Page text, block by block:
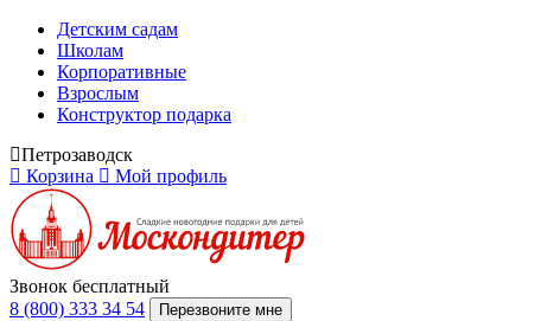
Детским садам
Школам
Корпоративные
Взрослым
Конструктор подарка
Петрозаводск
Корзина
Мой профиль
Звонок бесплатный
8 (800) 333 34 54
Перезвоните мне